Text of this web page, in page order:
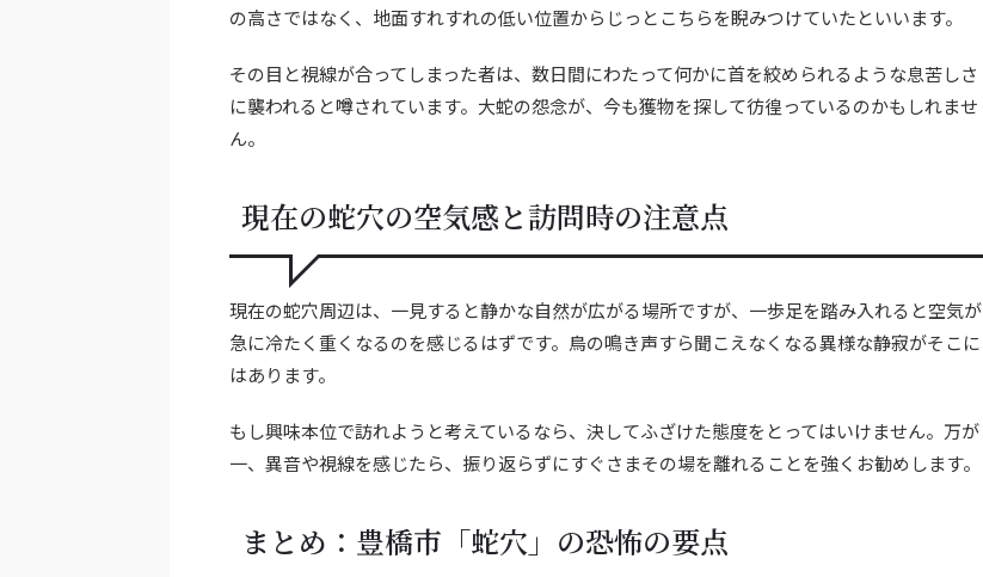
の高さではなく、地面すれすれの低い位置からじっとこちらを睨みつけていたといいます。
その目と視線が合ってしまった者は、数日間にわたって何かに首を絞められるような息苦しさ
に襲われると噂されています。大蛇の怨念が、今も獲物を探して彷徨っているのかもしれませ
ん。
現在の蛇穴の空気感と訪問時の注意点
現在の蛇穴周辺は、一見すると静かな自然が広がる場所ですが、一歩足を踏み入れると空気が
急に冷たく重くなるのを感じるはずです。鳥の鳴き声すら聞こえなくなる異様な静寂がそこに
はあります。
もし興味本位で訪れようと考えているなら、決してふざけた態度をとってはいけません。万が
一、異音や視線を感じたら、振り返らずにすぐさまその場を離れることを強くお勧めします。
まとめ：豊橋市「蛇穴」の恐怖の要点